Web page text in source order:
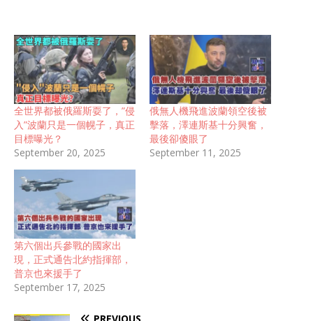
全世界都被俄羅斯耍了，”侵
入”波蘭只是一個幌子，真正
目標曝光？
September 20, 2025
俄無人機飛進波蘭領空後被
擊落，澤連斯基十分興奮，
最後卻傻眼了
September 11, 2025
第六個出兵參戰的國家出
現，正式通告北約指揮部，
普京也來援手了
September 17, 2025